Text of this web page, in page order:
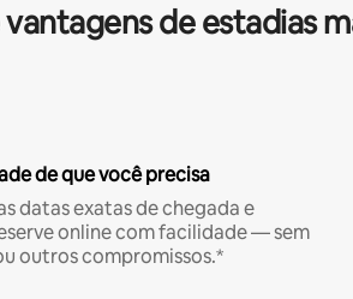
de estadias
de que você precisa
datas exatas de chegada e
online com facilidade — sem
outros compromissos.*